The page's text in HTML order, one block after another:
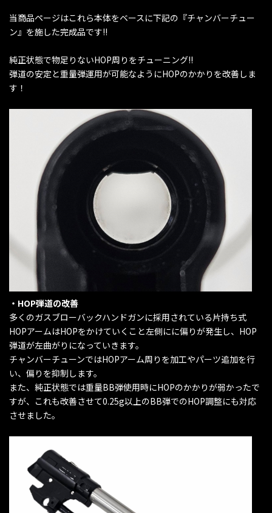
当商品ページはこれら本体をベースに下記の『チャンバーチュー
ン』を施した完成品です!!
純正状態で物足りないHOP周りをチューニング!!
弾道の安定と重量弾運用が可能なようにHOPのかかりを改善しま
す！
・HOP弾道の改善
多くのガスブローバックハンドガンに採用されている片持ち式
HOPアームはHOPをかけていくこと左側にに偏りが発生し、HOP
弾道が左曲がりになっていきます。
チャンバーチューンではHOPアーム周りを加工やパーツ追加を行
い、偏りを抑制します。
また、純正状態では重量BB弾使用時にHOPのかかりが弱かったで
すが、これも改善させて0.25g以上のBB弾でのHOP調整にも対応
させました。